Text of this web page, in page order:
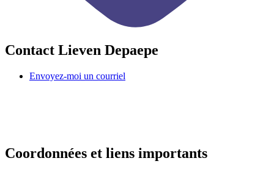
Contact Lieven Depaepe
Envoyez-moi un courriel
Coordonnées et liens importants